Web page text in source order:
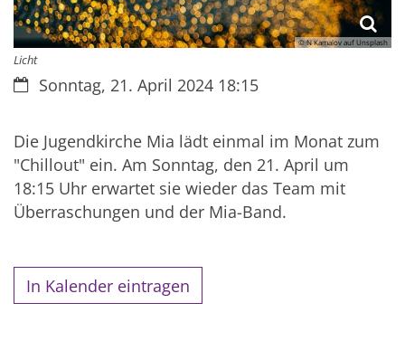
© N Kamalov auf Unsplash
Licht
Datum:Sonntag, 21. April 2024 18:15
Die Jugendkirche Mia lädt einmal im Monat zum
"Chillout" ein. Am Sonntag, den 21. April um
18:15 Uhr erwartet sie wieder das Team mit
Überraschungen und der Mia-Band.
In Kalender eintragen